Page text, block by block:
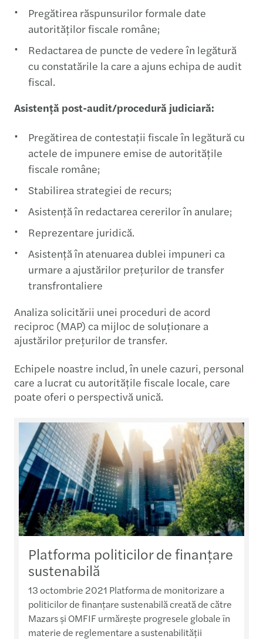
Pregătirea răspunsurilor formale date
autorităților fiscale române;
Redactarea de puncte de vedere în legătură
cu constatările la care a ajuns echipa de audit
fiscal.
Asistență post-audit/procedură judiciară:
Pregătirea de contestații fiscale în legătură cu
actele de impunere emise de autoritățile
fiscale române;
Stabilirea strategiei de recurs;
Asistență în redactarea cererilor în anulare;
Reprezentare juridică.
Asistență în atenuarea dublei impuneri ca
urmare a ajustărilor prețurilor de transfer
transfrontaliere
Analiza solicitării unei proceduri de acord
reciproc (MAP) ca mijloc de soluționare a
ajustărilor prețurilor de transfer.
Echipele noastre includ, în unele cazuri, personal
care a lucrat cu autoritățile fiscale locale, care
poate oferi o perspectivă unică.
Platforma politicilor de finanțare
sustenabilă
13 octombrie 2021 Platforma de monitorizare a
politicilor de finanțare sustenabilă creată de către
Mazars și OMFIF urmărește progresele globale în
materie de reglementare a sustenabilității